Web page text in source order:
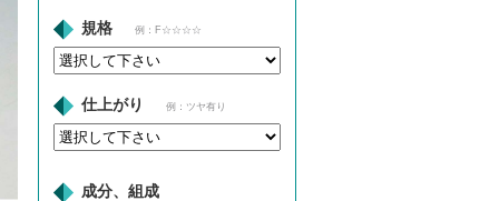
規格 例：F☆☆☆☆
仕上がり 例：ツヤ有り
成分、組成